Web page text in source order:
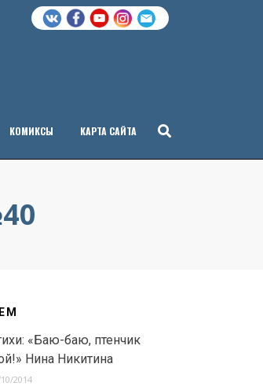
КОМИКСЫ КАРТА САЙТА
«Баю-баю, птенчик
Нина Никитина
2014